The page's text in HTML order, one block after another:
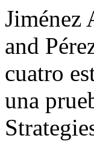
Jiménez
and
cuatro
una